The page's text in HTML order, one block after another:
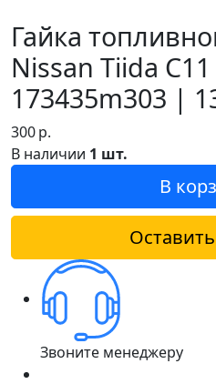
Гайка
Nissan Tiida
173435m303 |
300р.
В наличии 1 шт.
В
Звоните менеджеру